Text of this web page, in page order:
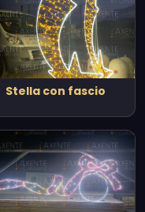
Stella con fascio